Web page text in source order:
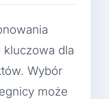
dla
Wybór
może